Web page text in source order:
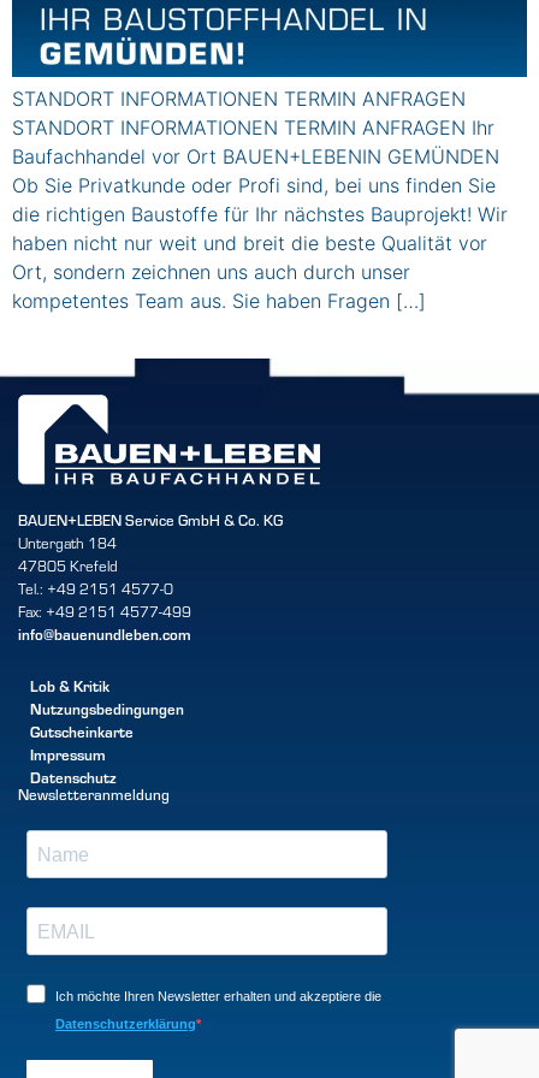
STANDORT INFORMATIONEN TERMIN ANFRAGEN
STANDORT INFORMATIONEN TERMIN ANFRAGEN Ihr
Baufachhandel vor Ort BAUEN+LEBENIN GEMÜNDEN
Ob Sie Privatkunde oder Profi sind, bei uns finden Sie
die richtigen Baustoffe für Ihr nächstes Bauprojekt! Wir
haben nicht nur weit und breit die beste Qualität vor
Ort, sondern zeichnen uns auch durch unser
kompetentes Team aus. Sie haben Fragen […]
BAUEN+LEBEN Service GmbH & Co. KG
Untergath 184
47805 Krefeld
Tel.: +49 2151 4577-0
Fax: +49 2151 4577-499
info@bauenundleben.com
Lob & Kritik
Nutzungsbedingungen
Gutscheinkarte
Impressum
Datenschutz
Newsletteranmeldung
Ich möchte Ihren Newsletter erhalten und akzeptiere die
Datenschutzerklärung